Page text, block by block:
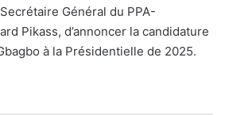
Général du PPA-
Pikass, d’annoncer la candidature
à la Présidentielle de 2025.